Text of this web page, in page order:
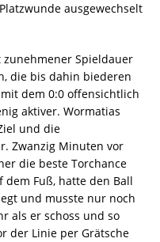
ausgewechselt
Spieldauer
die bis dahin biederen
dem 0:0 offensichtlich
aktiver. Wormatias
und die
Zwanzig Minuten vor
die beste Torchance
dem Fuß, hatte den Ball
und musste nur noch
als er schoss und so
der Linie per Grätsche